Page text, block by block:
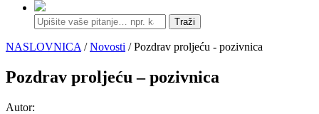
Traži
NASLOVNICA /Novosti / Pozdrav proljeću - pozivnica
Pozdrav proljeću – pozivnica
Autor: